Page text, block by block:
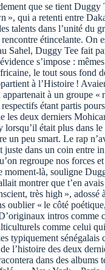
que se tient Duggy
», qui a retenti entre
talents dans l’unité du
étincelante. On
Sahel, Duggy Tee fait
s’impose :
le tout sous fond
à l’Histoire !
à un groupe «
étant partis
les deux derniers
était plus dans le
un peu smart. Le rap
juste dans un coin entre
regroupe nos forces
moment-là, souligne
montrer que t’en
très high », adossé
oublier « le côté
intros comme
comme celui
typiquement sénégalais
l’histoire des deux
dans des albums